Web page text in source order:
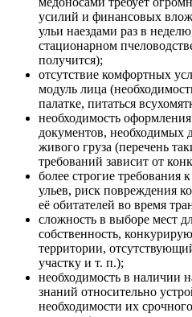
усилий и финансовых
ульи наездами раз в
стационарном
получится);
отсутствие комфортных
модуль лица
палатке, питаться
необходимость
документов, необходимых
живого груза (перечень
требований зависит от
более строгие требования
ульев, риск повреждения
её обитателей во время
сложность в выборе мест
собственность,
территории,
участку и т. п.);
необходимость в наличии
знаний относительно
необходимости их